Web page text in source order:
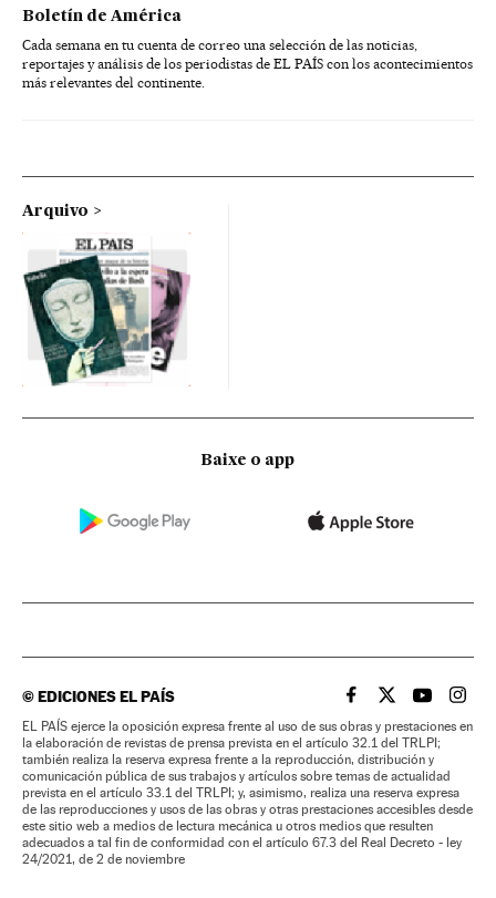
Boletín de América
Cada semana en tu cuenta de correo una selección de las noticias,
reportajes y análisis de los periodistas de EL PAÍS con los acontecimientos
más relevantes del continente.
Arquivo
Baixe o app
©EDICIONES EL PAÍS EL PAÍS BRASIL EN
EL PAÍSEL PAÍS
EL
EL PAÍS ejerce la oposición expresa frente al uso de sus obras y prestaciones en
la elaboración de revistas de prensa prevista en el artículo 32.1 del TRLPI;
también realiza la reserva expresa frente a la reproducción, distribución y
comunicación pública de sus trabajos y artículos sobre temas de actualidad
prevista en el artículo 33.1 del TRLPI; y, asimismo, realiza una reserva expresa
de las reproducciones y usos de las obras y otras prestaciones accesibles desde
este sitio web a medios de lectura mecánica u otros medios que resulten
adecuados a tal fin de conformidad con el artículo 67.3 del Real Decreto - ley
24/2021, de 2 de noviembre